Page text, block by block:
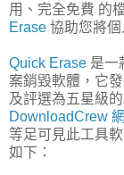
用、完全免費 的
Erase 協助您將
Quick Erase 是一
案銷毀軟體，它
及評選為五星級
DownloadCrew
等足可見此工具
如下：